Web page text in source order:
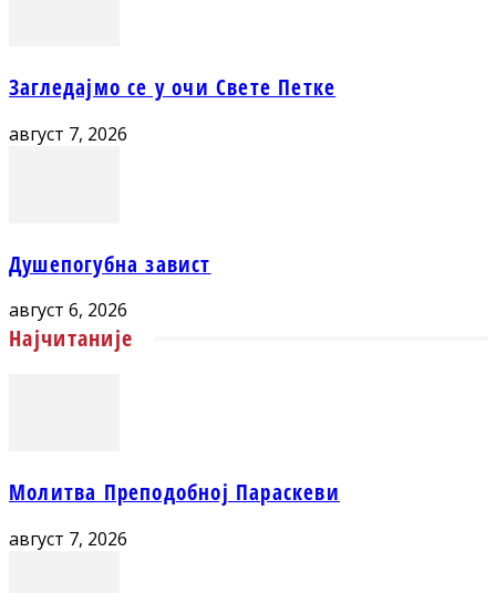
Загледајмо се у очи Свете Петке
август 7, 2026
Душепогубна завист
август 6, 2026
Најчитаније
Молитва Преподобној Параскеви
август 7, 2026